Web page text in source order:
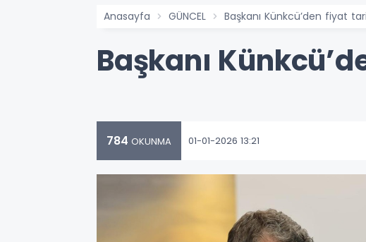
Anasayfa GÜNCEL Başkanı Künkcü’den fiyat
Başkanı
784 OKUNMA 01-01-2026 13:21